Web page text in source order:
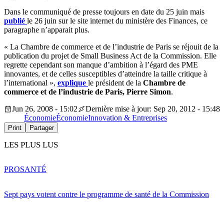
Dans le communiqué de presse toujours en date du 25 juin mais
publié le 26 juin sur le site internet du ministère des Finances, ce
paragraphe n’apparait plus.
« La Chambre de commerce et de l’industrie de Paris se réjouit de la
publication du projet de Small Business Act de la Commission. Elle
regrette cependant son manque d’ambition à l’égard des PME
innovantes, et de celles susceptibles d’atteindre la taille critique à
l’international », explique le président de la Chambre de
commerce et de l’industrie de Paris, Pierre Simon.
Jun 26, 2008 - 15:02
Dernière mise à jour: Sep 20, 2012 - 15:48
ÉconomieÉconomieInnovation & Entreprises
Print Partager
LES PLUS LUS
Sept pays votent contre le programme de santé de la Commission
PROSANTÉ